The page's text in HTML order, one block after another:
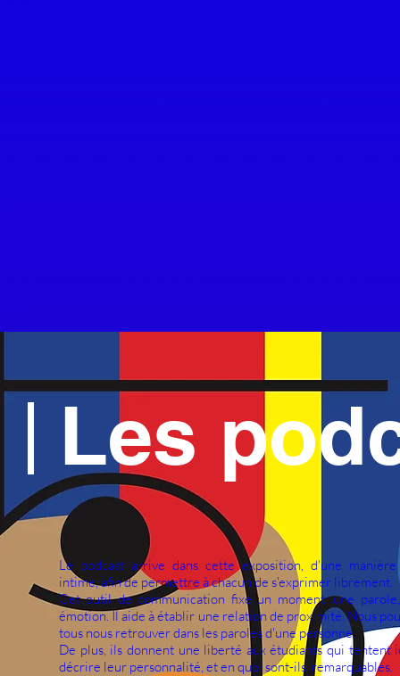
Les
Le podcast arrive dans cette exposition, d'une
intime, afin de permettre à chacun de s'exprimer librement.
Cet outil de communication fixe un moment, une
émotion. Il aide à établir une relation de proximité. Nous
tous nous retrouver dans les paroles d'une personne.
De plus, ils donnent une liberté aux étudiants qui tentent
décrire leur personnalité, et en quoi sont-ils remarquables.